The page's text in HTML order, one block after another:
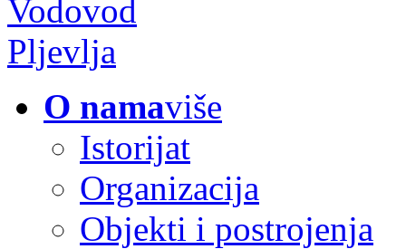
O namaviše
Istorijat
Organizacija
Objekti i postrojenja